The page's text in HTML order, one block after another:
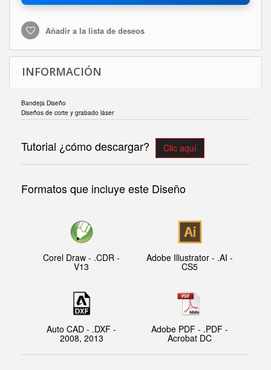
Añadir a la lista de deseos
INFORMACIÓN
Bandeja Diseño
Diseños de corte y grabado láser
Tutorial ¿cómo descargar? Clic aquí
Formatos que incluye este Diseño
Corel Draw - .CDR -
V13
Adobe Illustrator - .AI -
CS5
Auto CAD - .DXF -
2008, 2013
Adobe PDF - .PDF -
Acrobat DC